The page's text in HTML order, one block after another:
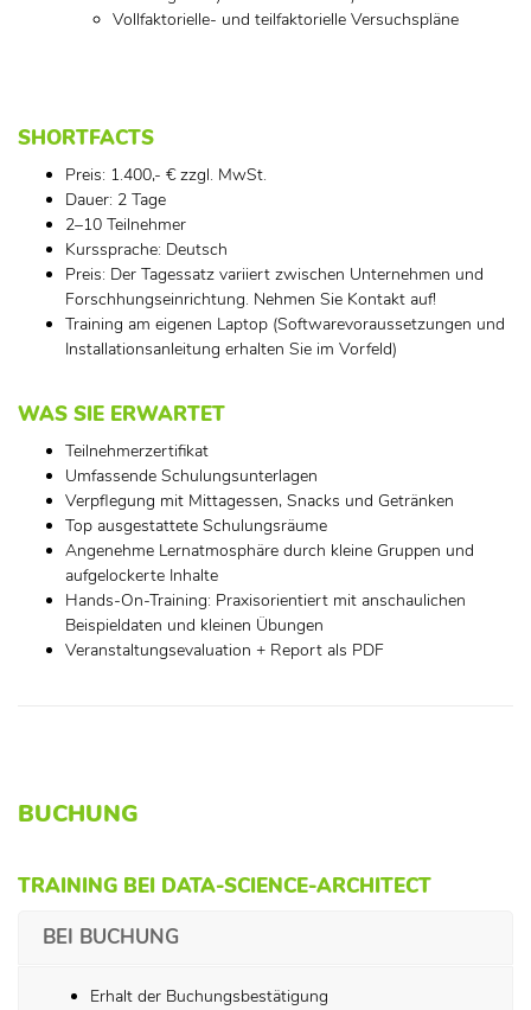
Vollfaktorielle- und teilfaktorielle Versuchspläne
SHORTFACTS
Preis: 1.400,- € zzgl. MwSt.
Dauer: 2 Tage
2–10 Teilnehmer
Kurssprache: Deutsch
Preis: Der Tagessatz variiert zwischen Unternehmen und
Forschhungseinrichtung. Nehmen Sie Kontakt auf!
Training am eigenen Laptop (Softwarevoraussetzungen und
Installationsanleitung erhalten Sie im Vorfeld)
WAS SIE ERWARTET
Teilnehmerzertifikat
Umfassende Schulungsunterlagen
Verpflegung mit Mittagessen, Snacks und Getränken
Top ausgestattete Schulungsräume
Angenehme Lernatmosphäre durch kleine Gruppen und
aufgelockerte Inhalte
Hands-On-Training: Praxisorientiert mit anschaulichen
Beispieldaten und kleinen Übungen
Veranstaltungsevaluation + Report als PDF
BUCHUNG
TRAINING BEI DATA-SCIENCE-ARCHITECT
BEI BUCHUNG
Erhalt der Buchungsbestätigung